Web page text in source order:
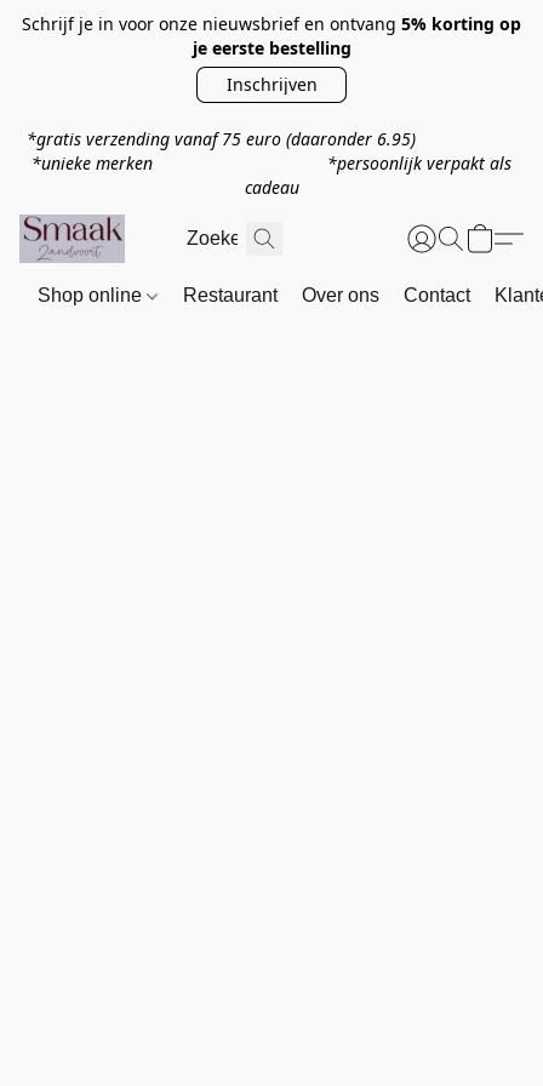
Schrijf je in voor onze nieuwsbrief en ontvang 5% korting op
je eerste bestelling
Inschrijven
*gratis verzending vanaf 75 euro (daaronder 6.95)
*unieke merken *persoonlijk verpakt als
cadeau
Shop online Restaurant Over ons Contact